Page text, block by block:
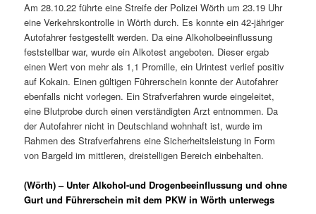
Am 28.10.22 führte eine Streife der Polizei Wörth um 23.19 Uhr
eine Verkehrskontrolle in Wörth durch. Es konnte ein 42-jähriger
Autofahrer festgestellt werden. Da eine Alkoholbeeinflussung
feststellbar war, wurde ein Alkotest angeboten. Dieser ergab
einen Wert von mehr als 1,1 Promille, ein Urintest verlief positiv
auf Kokain. Einen gültigen Führerschein konnte der Autofahrer
ebenfalls nicht vorlegen. Ein Strafverfahren wurde eingeleitet,
eine Blutprobe durch einen verständigten Arzt entnommen. Da
der Autofahrer nicht in Deutschland wohnhaft ist, wurde im
Rahmen des Strafverfahrens eine Sicherheitsleistung in Form
von Bargeld im mittleren, dreistelligen Bereich einbehalten.
(Wörth) – Unter Alkohol-und Drogenbeeinflussung und ohne
Gurt und Führerschein mit dem PKW in Wörth unterwegs